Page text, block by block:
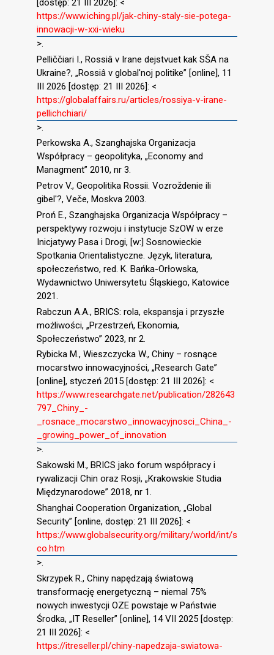
[dostęp: 21 III 2026]: <
https://www.iching.pl/jak-chiny-staly-sie-potega-
innowacji-w-xxi-wieku
>.
Pelliččiari I., Rossiâ v Irane dejstvuet kak SŠA na
Ukraine?, „Rossiâ v global′noj politike” [online], 11
III 2026 [dostęp: 21 III 2026]: <
https://globalaffairs.ru/articles/rossiya-v-irane-
pellichchiari/
>.
Perkowska A., Szanghajska Organizacja
Współpracy – geopolityka, „Economy and
Managment” 2010, nr 3.
Petrov V., Geopolitika Rossii. Vozroždenie ili
gibel′?, Veče, Moskva 2003.
Proń E., Szanghajska Organizacja Współpracy –
perspektywy rozwoju i instytucje SzOW w erze
Inicjatywy Pasa i Drogi, [w:] Sosnowieckie
Spotkania Orientalistyczne. Język, literatura,
społeczeństwo, red. K. Bańka-Orłowska,
Wydawnictwo Uniwersytetu Śląskiego, Katowice
2021.
Rabczun A.A., BRICS: rola, ekspansja i przyszłe
możliwości, „Przestrzeń, Ekonomia,
Społeczeństwo” 2023, nr 2.
Rybicka M., Wieszczycka W., Chiny – rosnące
mocarstwo innowacyjności, „Research Gate”
[online], styczeń 2015 [dostęp: 21 III 2026]: <
https://www.researchgate.net/publication/282643
797_Chiny_-
_rosnace_mocarstwo_innowacyjnosci_China_-
_growing_power_of_innovation
>.
Sakowski M., BRICS jako forum współpracy i
rywalizacji Chin oraz Rosji, „Krakowskie Studia
Międzynarodowe” 2018, nr 1.
Shanghai Cooperation Organization, „Global
Security” [online, dostęp: 21 III 2026]: <
https://www.globalsecurity.org/military/world/int/s
co.htm
>.
Skrzypek R., Chiny napędzają światową
transformację energetyczną – niemal 75%
nowych inwestycji OZE powstaje w Państwie
Środka, „IT Reseller” [online], 14 VII 2025 [dostęp:
21 III 2026]: <
https://itreseller.pl/chiny-napedzaja-swiatowa-